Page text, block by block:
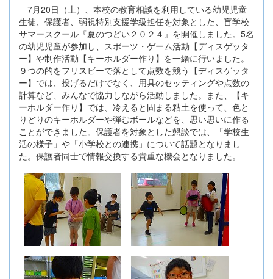
7月20日（土）、本校の教育相談を利用している幼児児童
生徒、保護者、弱視特別支援学級担任を対象とした、盲学校
サマースクール『夏のつどい２０２４』を開催しました。5名
の幼児児童が参加し、スポーツ・ゲーム活動【ディスゲッタ
ー】や制作活動【キーホルダー作り】を一緒に行いました。
９つの的をフリスビーで落として点数を競う【ディスゲッタ
ー】では、投げるだけでなく、用具のセッティングや点数の
計算など、みんなで協力しながら活動しました。また、【キ
ーホルダー作り】では、冷えると固まる粘土を使って、色と
りどりのキーホルダーや弾むボールなどを、思い思いに作る
ことができました。保護者を対象とした懇談では、「学校生
活の様子」や「小学校との連携」について話題となりまし
た。保護者同士で情報交換する貴重な機会となりました。